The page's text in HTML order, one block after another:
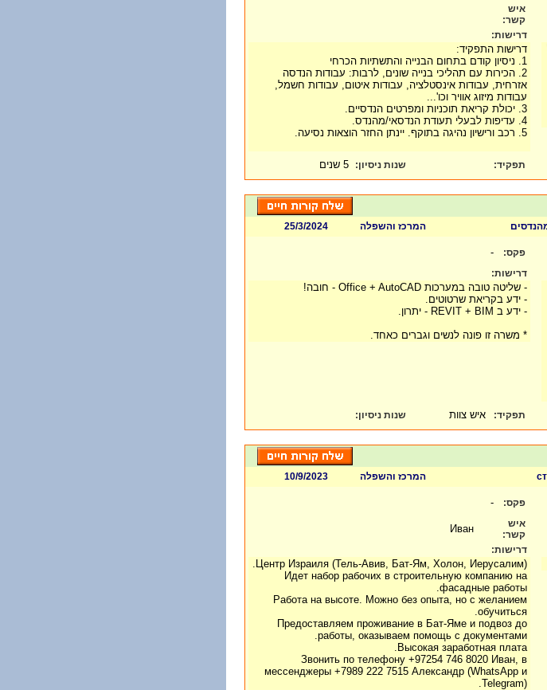
איש
קשר:
דרישות:
דרישות התפקיד:
1. ניסיון קודם בתחום הבנייה והתשתיות הכרחי
2. הכירות עם תהליכי בנייה שונים, לרבות: עבודות הנדסה
אזרחית, עבודות אינסטלציה, עבודות איטום, עבודות חשמל,
עבודות מיזוג אוויר וכו'...
3. יכולת קריאת תוכניות ומפרטים הנדסיים.
4. עדיפות לבעלי תעודת הנדסאי/מהנדס.
5. רכב ורישיון נהיגה בתוקף. יינתן החזר הוצאות נסיעה.
תפקיד: שנות ניסיון: 5 שנים
המרכז והשפלה
25/3/2024
פקס: -
דרישות:
- שליטה טובה במערכות Office + AutoCAD - חובה!
- ידע בקריאת שרטוטים.
- ידע ב REVIT + BIM - יתרון.
* משרה זו פונה לנשים וגברים כאחד.
תפקיד: איש צוות שנות ניסיון:
המרכז והשפלה
10/9/2023
פקס: -
איש
קשר:
דרישות:
Центр Израиля (Тель-Авив, Бат-Ям, Холон, Иерусалим).
Идет набор рабочих в строительную компанию на
фасадные работы.
Работа на высоте. Можно без опыта, но с желанием
обучиться.
Предоставляем проживание в Бат-Яме и подвоз до
работы, оказываем помощь с документами.
Высокая заработная плата.
Звонить по телефону +97254 746 8020 Иван, в
мессенджеры +7989 222 7515 Александр (WhatsApp и
Telegram).